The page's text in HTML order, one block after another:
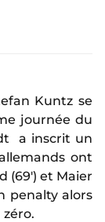
Kuntz se
journée du
a inscrit un
ont
(69') et Maier
penalty alors